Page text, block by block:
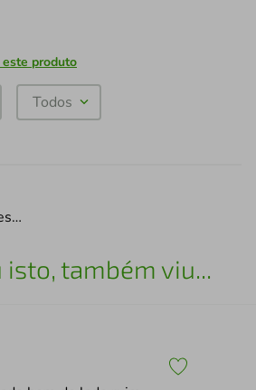
produto
Todos
isto, também viu...